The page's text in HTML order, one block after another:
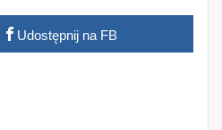
Udostępnij na FB